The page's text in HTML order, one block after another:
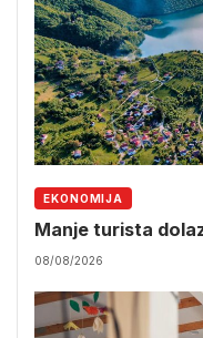
EKONOMIJA
Manje turista
08/08/2026